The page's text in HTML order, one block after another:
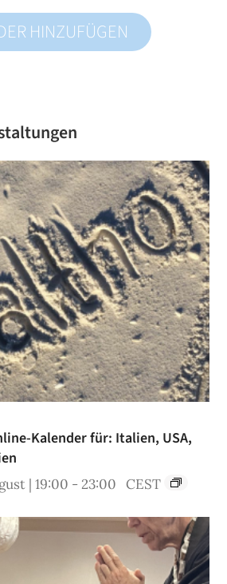
HINZUFÜGEN
Kalender für: Italien, USA,
| 19:00 -23:00 CEST